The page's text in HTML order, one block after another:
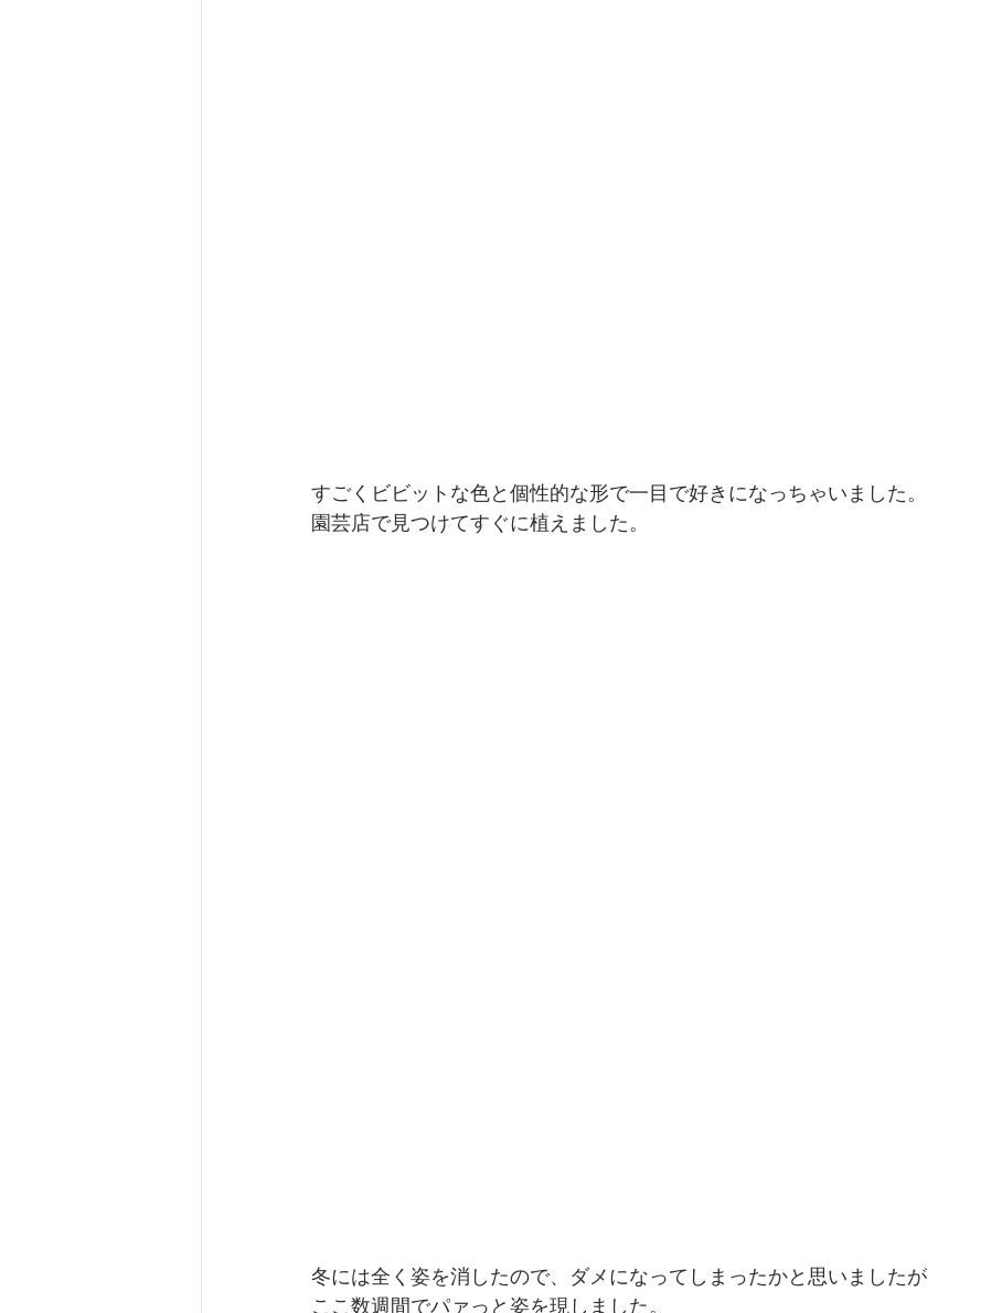
すごくビビットな色と個性的な形で一目で好きになっちゃいました。
園芸店で見つけてすぐに植えました。
冬には全く姿を消したので、ダメになってしまったかと思いましたが
ここ数週間でパァっと姿を現しました。